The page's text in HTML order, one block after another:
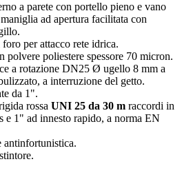
a parete con portello pieno e vano
ad apertura facilitata con
per attacco rete idrica.
polvere poliestere spessore 70 micron.
a rotazione DN25 Ø ugello 8 mm a
a interruzione del getto.
da 1".
rossa UNI 25 da 30 m raccordi in
e 1" ad innesto rapido, a norma EN
antinfortunistica.